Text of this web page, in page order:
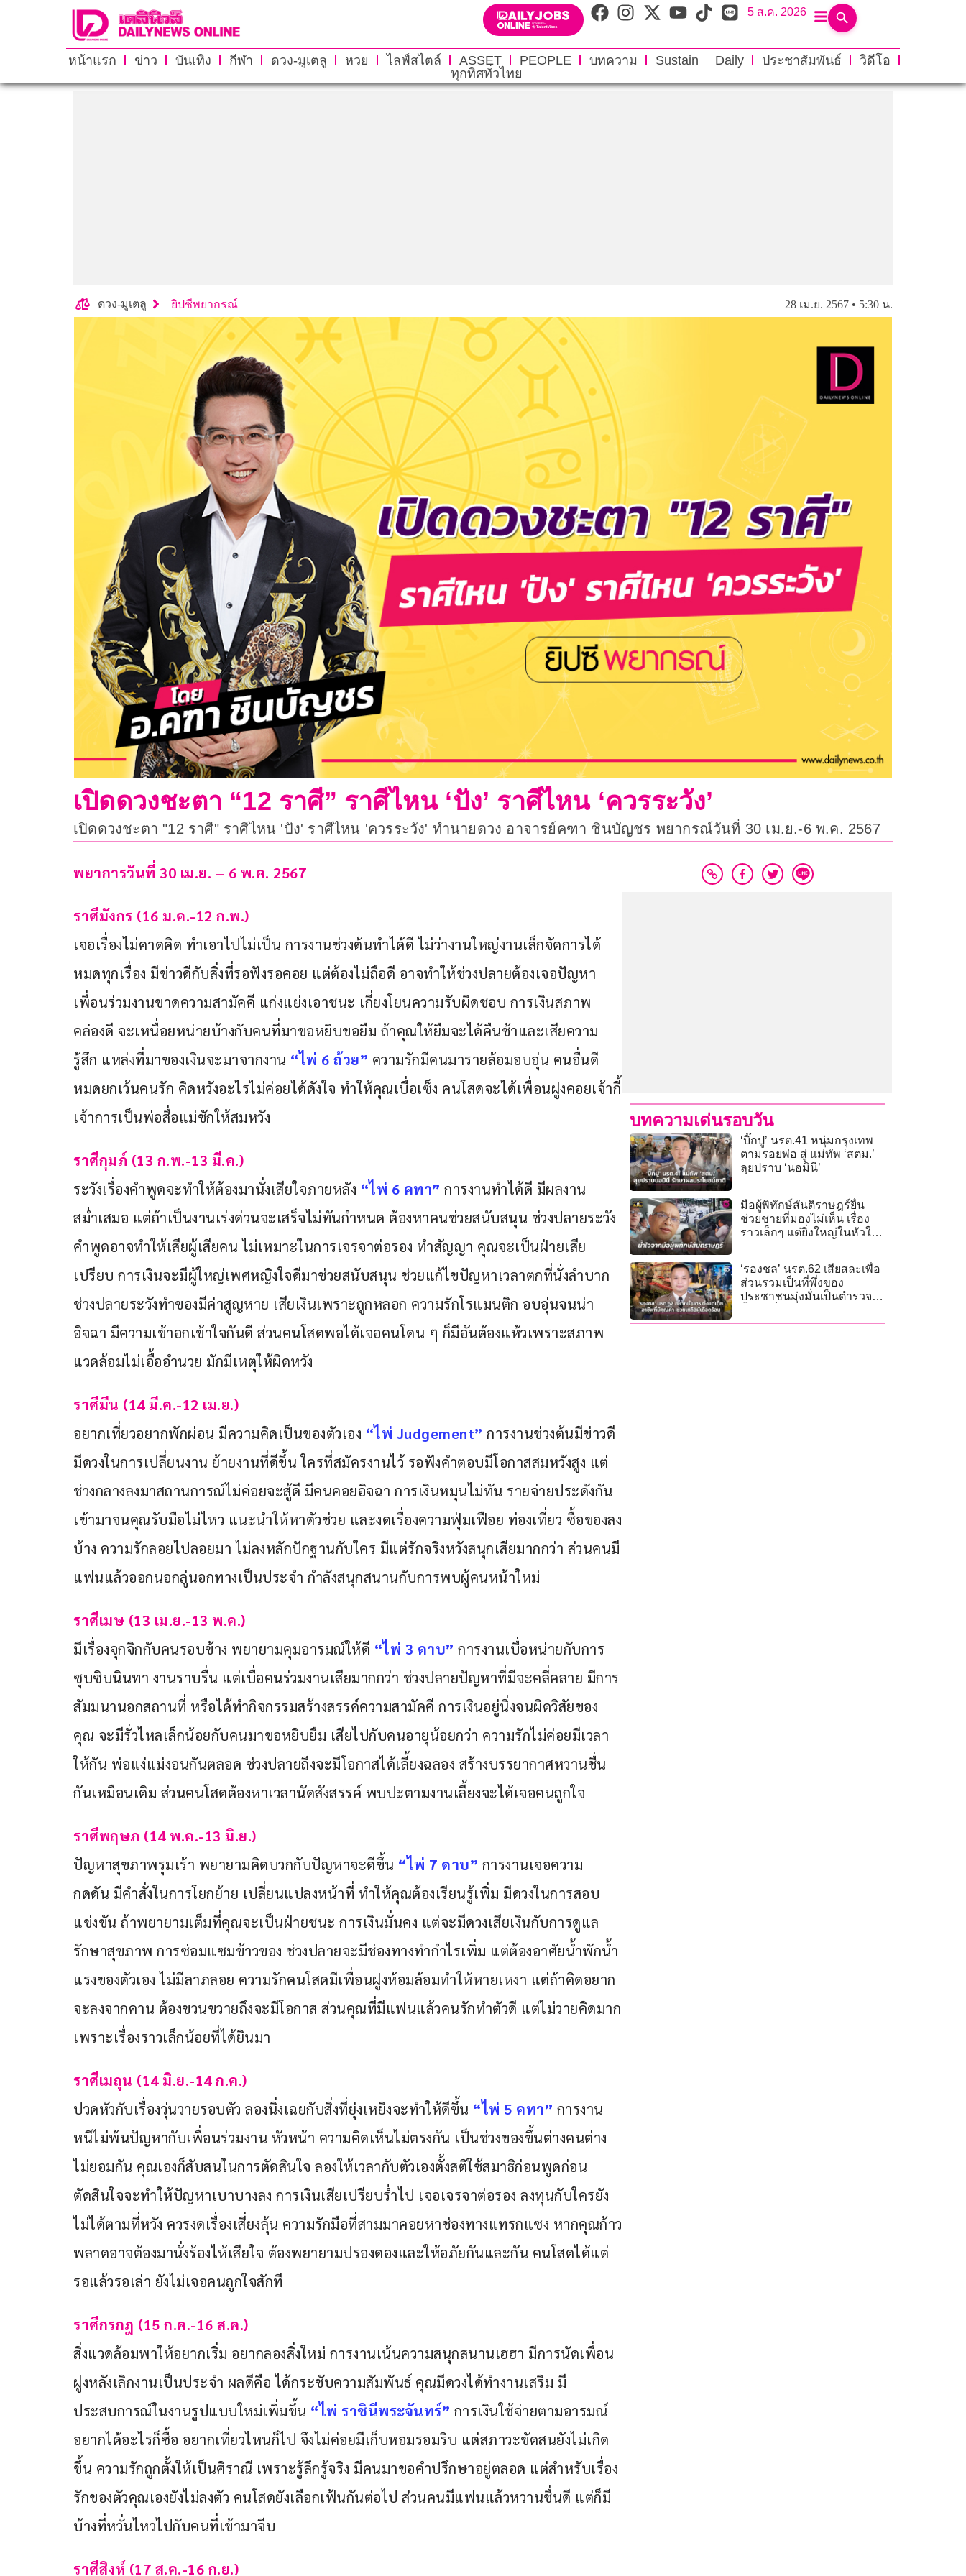
5 ส.ค. 2026
หน้าแรก ข่าว บันเทิง กีฬา ดวง-มูเตลู หวย ไลฟ์สไตล์ ASSET PEOPLE บทความ Sustain Daily ประชาสัมพันธ์
วิดีโอ
ทุกทิศทั่วไทย
ดวง-มูเตลู ยิปซีพยากรณ์ 28 เม.ย. 2567 • 5:30 น.
เปิดดวงชะตา “12 ราศี” ราศีไหน ‘ปัง’ ราศีไหน ‘ควรระวัง’
เปิดดวงชะตา "12 ราศี" ราศีไหน 'ปัง' ราศีไหน 'ควรระวัง' ทำนายดวง อาจารย์คฑา ชินบัญชร พยากรณ์วันที่ 30 เม.ย.-6 พ.ค. 2567
พยาการวันที่ 30 เม.ย. – 6 พ.ค. 2567
ราศีมังกร (16 ม.ค.-12 ก.พ.)
เจอเรื่องไม่คาดคิด ทำเอาไปไม่เป็น การงานช่วงต้นทำได้ดี ไม่ว่างานใหญ่งานเล็กจัดการได้
หมดทุกเรื่อง มีข่าวดีกับสิ่งที่รอฟังรอคอย แต่ต้องไม่ถือดี อาจทำให้ช่วงปลายต้องเจอปัญหา
เพื่อนร่วมงานขาดความสามัคคี แก่งแย่งเอาชนะ เกี่ยงโยนความรับผิดชอบ การเงินสภาพ
คล่องดี จะเหนื่อยหน่ายบ้างกับคนที่มาขอหยิบขอยืม ถ้าคุณให้ยืมจะได้คืนช้าและเสียความ
รู้สึก แหล่งที่มาของเงินจะมาจากงาน “ไพ่ 6 ถ้วย” ความรักมีคนมารายล้อมอบอุ่น คนอื่นดี
หมดยกเว้นคนรัก คิดหวังอะไรไม่ค่อยได้ดังใจ ทำให้คุณเบื่อเซ็ง คนโสดจะได้เพื่อนฝูงคอยเจ้ากี้
เจ้าการเป็นพ่อสื่อแม่ชักให้สมหวัง
ราศีกุมภ์ (13 ก.พ.-13 มี.ค.)
ระวังเรื่องคำพูดจะทำให้ต้องมานั่งเสียใจภายหลัง “ไพ่ 6 คทา” การงานทำได้ดี มีผลงาน
สม่ำเสมอ แต่ถ้าเป็นงานเร่งด่วนจะเสร็จไม่ทันกำหนด ต้องหาคนช่วยสนับสนุน ช่วงปลายระวัง
คำพูดอาจทำให้เสียผู้เสียคน ไม่เหมาะในการเจรจาต่อรอง ทำสัญญา คุณจะเป็นฝ่ายเสีย
เปรียบ การเงินจะมีผู้ใหญ่เพศหญิงใจดีมาช่วยสนับสนุน ช่วยแก้ไขปัญหาเวลาตกที่นั่งลำบาก
ช่วงปลายระวังทำของมีค่าสูญหาย เสียเงินเพราะถูกหลอก ความรักโรแมนติก อบอุ่นจนน่า
อิจฉา มีความเข้าอกเข้าใจกันดี ส่วนคนโสดพอได้เจอคนโดน ๆ ก็มีอันต้องแห้วเพราะสภาพ
แวดล้อมไม่เอื้ออำนวย มักมีเหตุให้ผิดหวัง
ราศีมีน (14 มี.ค.-12 เม.ย.)
อยากเที่ยวอยากพักผ่อน มีความคิดเป็นของตัวเอง “ไพ่ Judgement” การงานช่วงต้นมีข่าวดี
มีดวงในการเปลี่ยนงาน ย้ายงานที่ดีขึ้น ใครที่สมัครงานไว้ รอฟังคำตอบมีโอกาสสมหวังสูง แต่
ช่วงกลางลงมาสถานการณ์ไม่ค่อยจะสู้ดี มีคนคอยอิจฉา การเงินหมุนไม่ทัน รายจ่ายประดังกัน
เข้ามาจนคุณรับมือไม่ไหว แนะนำให้หาตัวช่วย และงดเรื่องความฟุ่มเฟือย ท่องเที่ยว ซื้อของลง
บ้าง ความรักลอยไปลอยมา ไม่ลงหลักปักฐานกับใคร มีแต่รักจริงหวังสนุกเสียมากกว่า ส่วนคนมี
แฟนแล้วออกนอกลู่นอกทางเป็นประจำ กำลังสนุกสนานกับการพบผู้คนหน้าใหม่
ราศีเมษ (13 เม.ย.-13 พ.ค.)
มีเรื่องจุกจิกกับคนรอบข้าง พยายามคุมอารมณ์ให้ดี “ไพ่ 3 ดาบ” การงานเบื่อหน่ายกับการ
ซุบซิบนินทา งานราบรื่น แต่เบื่อคนร่วมงานเสียมากกว่า ช่วงปลายปัญหาที่มีจะคลี่คลาย มีการ
สัมมนานอกสถานที่ หรือได้ทำกิจกรรมสร้างสรรค์ความสามัคคี การเงินอยู่นิ่งจนผิดวิสัยของ
คุณ จะมีรั่วไหลเล็กน้อยกับคนมาขอหยิบยืม เสียไปกับคนอายุน้อยกว่า ความรักไม่ค่อยมีเวลา
ให้กัน พ่อแง่แม่งอนกันตลอด ช่วงปลายถึงจะมีโอกาสได้เลี้ยงฉลอง สร้างบรรยากาศหวานชื่น
กันเหมือนเดิม ส่วนคนโสดต้องหาเวลานัดสังสรรค์ พบปะตามงานเลี้ยงจะได้เจอคนถูกใจ
ราศีพฤษภ (14 พ.ค.-13 มิ.ย.)
ปัญหาสุขภาพรุมเร้า พยายามคิดบวกกับปัญหาจะดีขึ้น “ไพ่ 7 ดาบ” การงานเจอความ
กดดัน มีคำสั่งในการโยกย้าย เปลี่ยนแปลงหน้าที่ ทำให้คุณต้องเรียนรู้เพิ่ม มีดวงในการสอบ
แข่งขัน ถ้าพยายามเต็มที่คุณจะเป็นฝ่ายชนะ การเงินมั่นคง แต่จะมีดวงเสียเงินกับการดูแล
รักษาสุขภาพ การซ่อมแซมข้าวของ ช่วงปลายจะมีช่องทางทำกำไรเพิ่ม แต่ต้องอาศัยน้ำพักน้ำ
แรงของตัวเอง ไม่มีลาภลอย ความรักคนโสดมีเพื่อนฝูงห้อมล้อมทำให้หายเหงา แต่ถ้าคิดอยาก
จะลงจากคาน ต้องขวนขวายถึงจะมีโอกาส ส่วนคุณที่มีแฟนแล้วคนรักทำตัวดี แต่ไม่วายคิดมาก
เพราะเรื่องราวเล็กน้อยที่ได้ยินมา
ราศีเมถุน (14 มิ.ย.-14 ก.ค.)
ปวดหัวกับเรื่องวุ่นวายรอบตัว ลองนิ่งเฉยกับสิ่งที่ยุ่งเหยิงจะทำให้ดีขึ้น “ไพ่ 5 คทา” การงาน
หนีไม่พ้นปัญหากับเพื่อนร่วมงาน หัวหน้า ความคิดเห็นไม่ตรงกัน เป็นช่วงของขึ้นต่างคนต่าง
ไม่ยอมกัน คุณเองก็สับสนในการตัดสินใจ ลองให้เวลากับตัวเองตั้งสติใช้สมาธิก่อนพูดก่อน
ตัดสินใจจะทำให้ปัญหาเบาบางลง การเงินเสียเปรียบร่ำไป เจอเจรจาต่อรอง ลงทุนกับใครยัง
ไม่ได้ตามที่หวัง ควรงดเรื่องเสี่ยงลุ้น ความรักมือที่สามมาคอยหาช่องทางแทรกแซง หากคุณก้าว
พลาดอาจต้องมานั่งร้องไห้เสียใจ ต้องพยายามปรองดองและให้อภัยกันและกัน คนโสดได้แต่
รอแล้วรอเล่า ยังไม่เจอคนถูกใจสักที
ราศีกรกฎ (15 ก.ค.-16 ส.ค.)
สิ่งแวดล้อมพาให้อยากเริ่ม อยากลองสิ่งใหม่ การงานเน้นความสนุกสนานเฮฮา มีการนัดเพื่อน
ฝูงหลังเลิกงานเป็นประจำ ผลดีคือ ได้กระชับความสัมพันธ์ คุณมีดวงได้ทำงานเสริม มี
ประสบการณ์ในงานรูปแบบใหม่เพิ่มขึ้น “ไพ่ ราชินีพระจันทร์” การเงินใช้จ่ายตามอารมณ์
อยากได้อะไรก็ซื้อ อยากเที่ยวไหนก็ไป จึงไม่ค่อยมีเก็บหอมรอมริบ แต่สภาวะขัดสนยังไม่เกิด
ขึ้น ความรักถูกตั้งให้เป็นศิราณี เพราะรู้ลึกรู้จริง มีคนมาขอคำปรึกษาอยู่ตลอด แต่สำหรับเรื่อง
รักของตัวคุณเองยังไม่ลงตัว คนโสดยังเลือกเฟ้นกันต่อไป ส่วนคนมีแฟนแล้วหวานชื่นดี แต่ก็มี
บ้างที่หวั่นไหวไปกับคนที่เข้ามาจีบ
ราศีสิงห์ (17 ส.ค.-16 ก.ย.)
บทความเด่นรอบวัน
‘บิ๊กปู’ นรต.41 หนุ่มกรุงเทพ
ตามรอยพ่อ สู่ แม่ทัพ ‘สตม.’
ลุยปราบ ‘นอมินี’
มือผู้พิทักษ์สันติราษฎร์ยื่น
ช่วยชายที่มองไม่เห็น เรื่อง
ราวเล็กๆ แต่ยิ่งใหญ่ในหัวใจ
‘รองชล’ นรต.62 เสียสละเพื่อ
ส่วนรวมเป็นที่พึ่งของ
ประชาชนมุ่งมั่นเป็นตำรวจ